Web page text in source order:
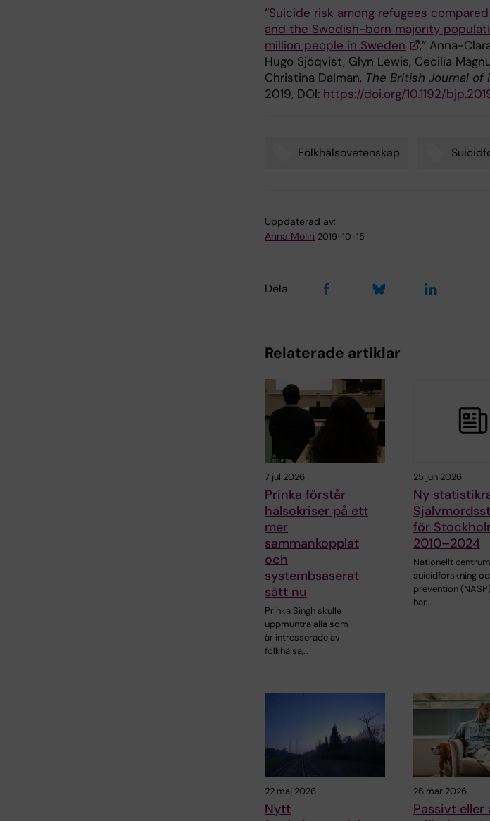
“Suicide risk among refugees
and the Swedish-born majority
million people in Sweden
,” Anna-
Hugo Sjöqvist, Glyn Lewis, Cecilia
Christina Dalman, The British Journal of
2019, DOI: https://doi.org/10.1192/
Folkhälsovetenskap
Uppdaterad av:
Anna Molin 2019-10-15
Dela
Relaterade artiklar
7 jul 2026
Prinka förstår
hälsokriser på ett
mer
sammankopplat
och
systembsaserat
sätt nu
Prinka Singh skulle
uppmuntra alla som
är intresserade av
folkhälsa,…
25 jun 2026
Ny
för
2010–2024
Nationellt
suicidforskning
prevention (NASP)
har…
22 maj 2026
Nytt
26 mar 2026
Passivt eller